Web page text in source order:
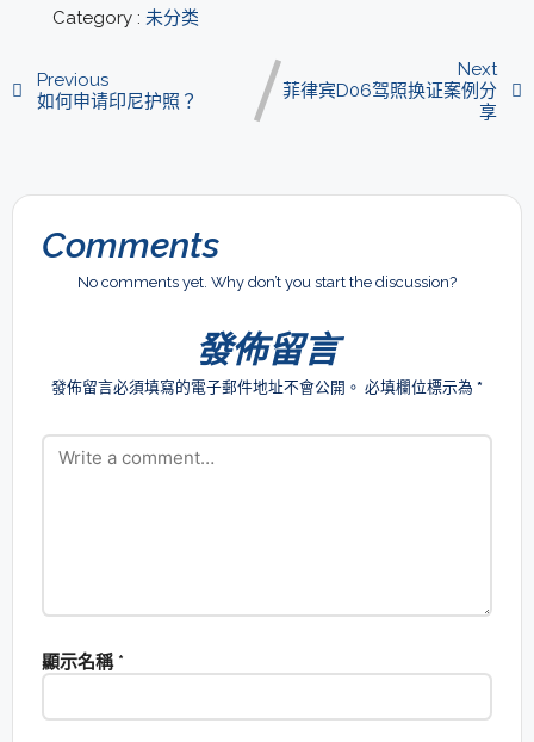
Category : 未分类
Previous
如何申请印尼护照？
Next
菲律宾D06驾照换证案例分
享
Comments
No comments yet. Why don’t you start the discussion?
發佈留言
發佈留言必須填寫的電子郵件地址不會公開。 必填欄位標示為 *
顯示名稱 *